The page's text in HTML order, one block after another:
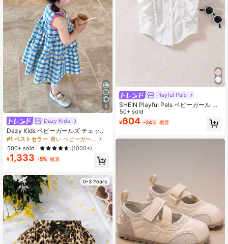
5
Dazy Kids
Dazy Kids ベビーガールズ チェック
柄 ラウンドネック カジュアル 織り
ミドル丈 ノースリーブ ドレス
#1 ベストセラー
青い ベビーガールのドレス
500+ sold
(1000+)
¥1,333 -5% 概算
0-3 Years
Playful Pals
SHEIN Playful Pals ベビーガール 夏
用 フリル付き 装飾ボタンアップシャ
ツ
50+ sold
¥604 -24% 概算